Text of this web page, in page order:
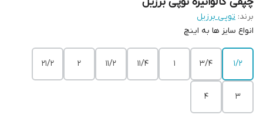
برند: توپی برزیل
انواع سایز ها به اینچ
1/2
3/4
1
11/4
11/2
2
21/2
3
4